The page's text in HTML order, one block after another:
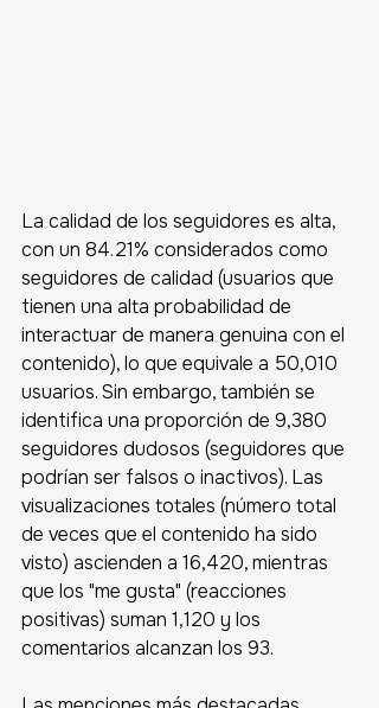
La calidad de los seguidores es alta,
con un 84.21% considerados como
seguidores de calidad (usuarios que
tienen una alta probabilidad de
interactuar de manera genuina con el
contenido), lo que equivale a 50,010
usuarios. Sin embargo, también se
identifica una proporción de 9,380
seguidores dudosos (seguidores que
podrían ser falsos o inactivos). Las
visualizaciones totales (número total
de veces que el contenido ha sido
visto) ascienden a 16,420, mientras
que los "me gusta" (reacciones
positivas) suman 1,120 y los
comentarios alcanzan los 93.